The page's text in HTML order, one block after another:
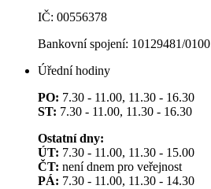
IČ: 00556378
Bankovní spojení: 10129481/0100
Úřední hodiny
PO: 7.30 - 11.00, 11.30 - 16.30
ST: 7.30 - 11.00, 11.30 - 16.30
Ostatní dny:
ÚT: 7.30 - 11.00, 11.30 - 15.00
ČT: není dnem pro veřejnost
PÁ: 7.30 - 11.00, 11.30 - 14.30